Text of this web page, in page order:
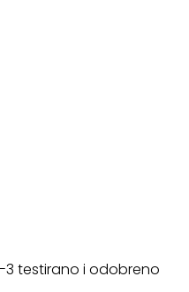
1-3 testirano i odobreno